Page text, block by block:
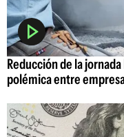
Reducción de la
polémica entre